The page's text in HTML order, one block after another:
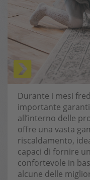
Durante i mesi
importante
all’interno delle
offre una vasta
riscaldamento,
capaci di fornire
confortevole in
alcune delle